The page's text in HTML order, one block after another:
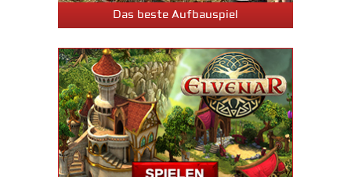
Das beste Aufbauspiel